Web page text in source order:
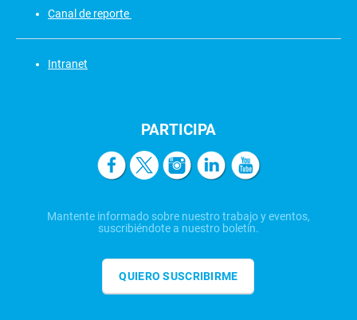
Canal de reporte
Intranet
PARTICIPA
Mantente informado sobre nuestro trabajo y eventos,
suscribiéndote a nuestro boletín.
QUIERO SUSCRIBIRME